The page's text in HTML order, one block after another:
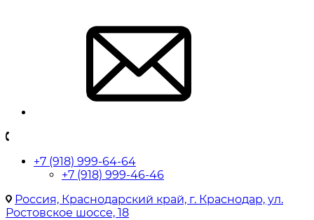
+7 (918) 999-64-64
+7 (918) 999-46-46
Россия, Краснодарский край, г. Краснодар, ул.
Ростовское шоссе, 18